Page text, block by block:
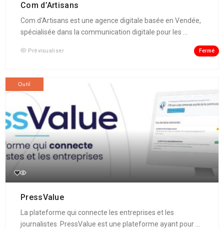
Com d’Artisans
Com d'Artisans est une agence digitale basée en Vendée,
spécialisée dans la communication digitale pour les ...
Prévisualiser Fermé
Outil
PressValue
La plateforme qui connecte les entreprises et les
journalistes. PressValue est une plateforme ayant pour ...